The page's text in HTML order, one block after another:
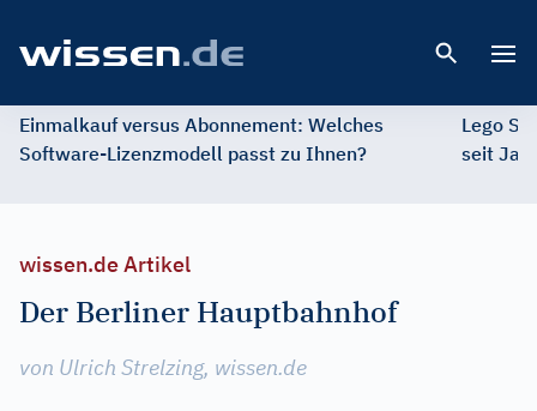
Einmalkauf versus Abonnement: Welches
Software-Lizenzmodell passt zu Ihnen?
Lego
seit
wissen.de Artikel
Der Berliner Hauptbahnhof
von Ulrich Strelzing, wissen.de